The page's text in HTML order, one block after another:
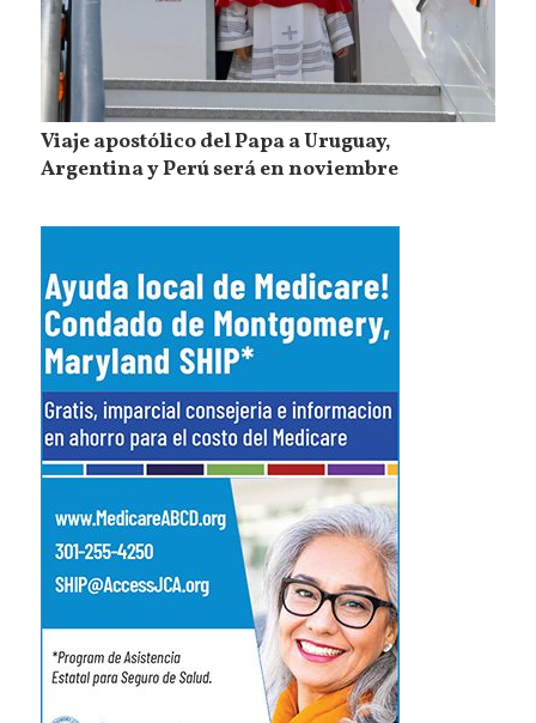
Viaje apostólico del Papa a Uruguay,
Argentina y Perú será en noviembre